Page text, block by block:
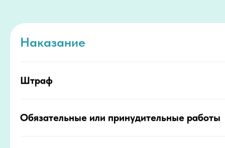
Наказание
Штраф
Обязательные или принудительные работы